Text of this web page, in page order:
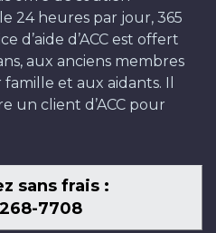
24 heures par jour, 365
d’aide d’ACC est offert
aux anciens membres
famille et aux aidants. Il
un client d’ACC pour
sans frais :
7708